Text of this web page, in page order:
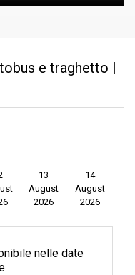
e traghetto |
13
August
2026
14
August
2026
nelle date